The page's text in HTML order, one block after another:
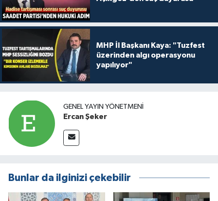
MHP İl Başkanı Kaya: "Tuzfest
üzerinden algı operasyonu
yapılıyor"
GENEL YAYIN YÖNETMENI
Ercan Şeker
Bunlar da ilginizi çekebilir